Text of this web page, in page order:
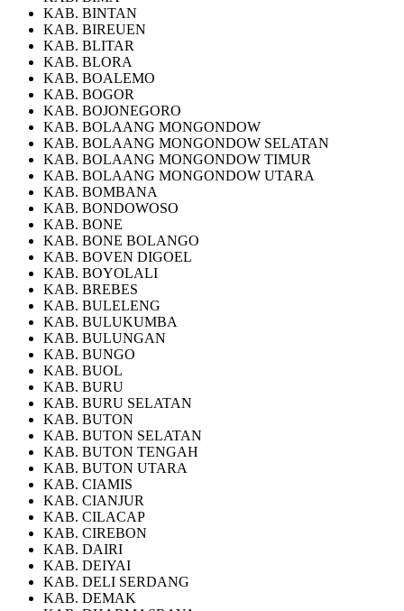
KAB. BINTAN
KAB. BIREUEN
KAB. BLITAR
KAB. BLORA
KAB. BOALEMO
KAB. BOGOR
KAB. BOJONEGORO
KAB. BOLAANG MONGONDOW
KAB. BOLAANG MONGONDOW SELATAN
KAB. BOLAANG MONGONDOW TIMUR
KAB. BOLAANG MONGONDOW UTARA
KAB. BOMBANA
KAB. BONDOWOSO
KAB. BONE
KAB. BONE BOLANGO
KAB. BOVEN DIGOEL
KAB. BOYOLALI
KAB. BREBES
KAB. BULELENG
KAB. BULUKUMBA
KAB. BULUNGAN
KAB. BUNGO
KAB. BUOL
KAB. BURU
KAB. BURU SELATAN
KAB. BUTON
KAB. BUTON SELATAN
KAB. BUTON TENGAH
KAB. BUTON UTARA
KAB. CIAMIS
KAB. CIANJUR
KAB. CILACAP
KAB. CIREBON
KAB. DAIRI
KAB. DEIYAI
KAB. DELI SERDANG
KAB. DEMAK